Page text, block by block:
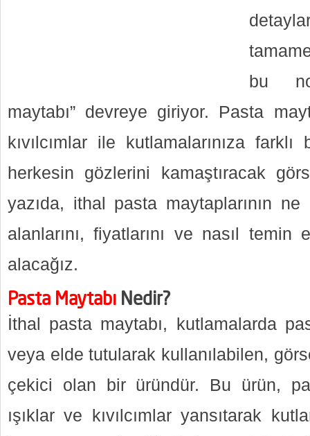
bu
maytabı” devreye giriyor. Pasta
kıvılcımlar ile kutlamalarınıza
herkesin gözlerini kamaştıracak
yazıda, ithal pasta maytaplarının ne
alanlarını, fiyatlarını ve nasıl temin
alacağız.
Pasta Maytabı Nedir?
İthal pasta maytabı, kutlamalarda
veya elde tutularak kullanılabilen,
çekici olan bir üründür. Bu ürün,
ışıklar ve kıvılcımlar yansıtarak